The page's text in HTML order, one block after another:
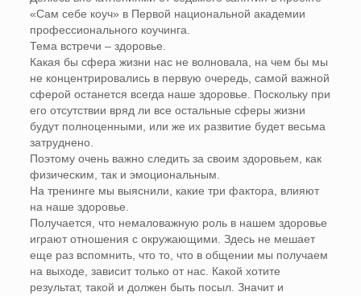
«Сам себе коуч» в Первой национальной академии
профессионального коучинга.
Тема встречи – здоровье.
Какая бы сфера жизни нас не волновала, на чем бы мы
не концентрировались в первую очередь, самой важной
сферой останется всегда наше здоровье. Поскольку при
его отсутствии вряд ли все остальные сферы жизни
будут полноценными, или же их развитие будет весьма
затруднено.
Поэтому очень важно следить за своим здоровьем, как
физическим, так и эмоциональным.
На тренинге мы выяснили, какие три фактора, влияют
на наше здоровье.
Получается, что немаловажную роль в нашем здоровье
играют отношения с окружающими. Здесь не мешает
еще раз вспомнить, что то, что в общении мы получаем
на выходе, зависит только от нас. Какой хотите
результат, такой и должен быть посыл. Значит и